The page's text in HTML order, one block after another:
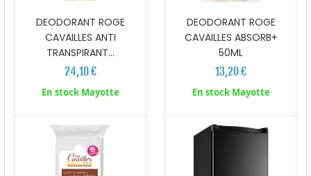
DEODORANT ROGE
CAVAILLES ANTI
TRANSPIRANT...
24,10 €
En stock Mayotte
DEODORANT ROGE
CAVAILLES ABSORB+
50ML
13,20 €
En stock Mayotte